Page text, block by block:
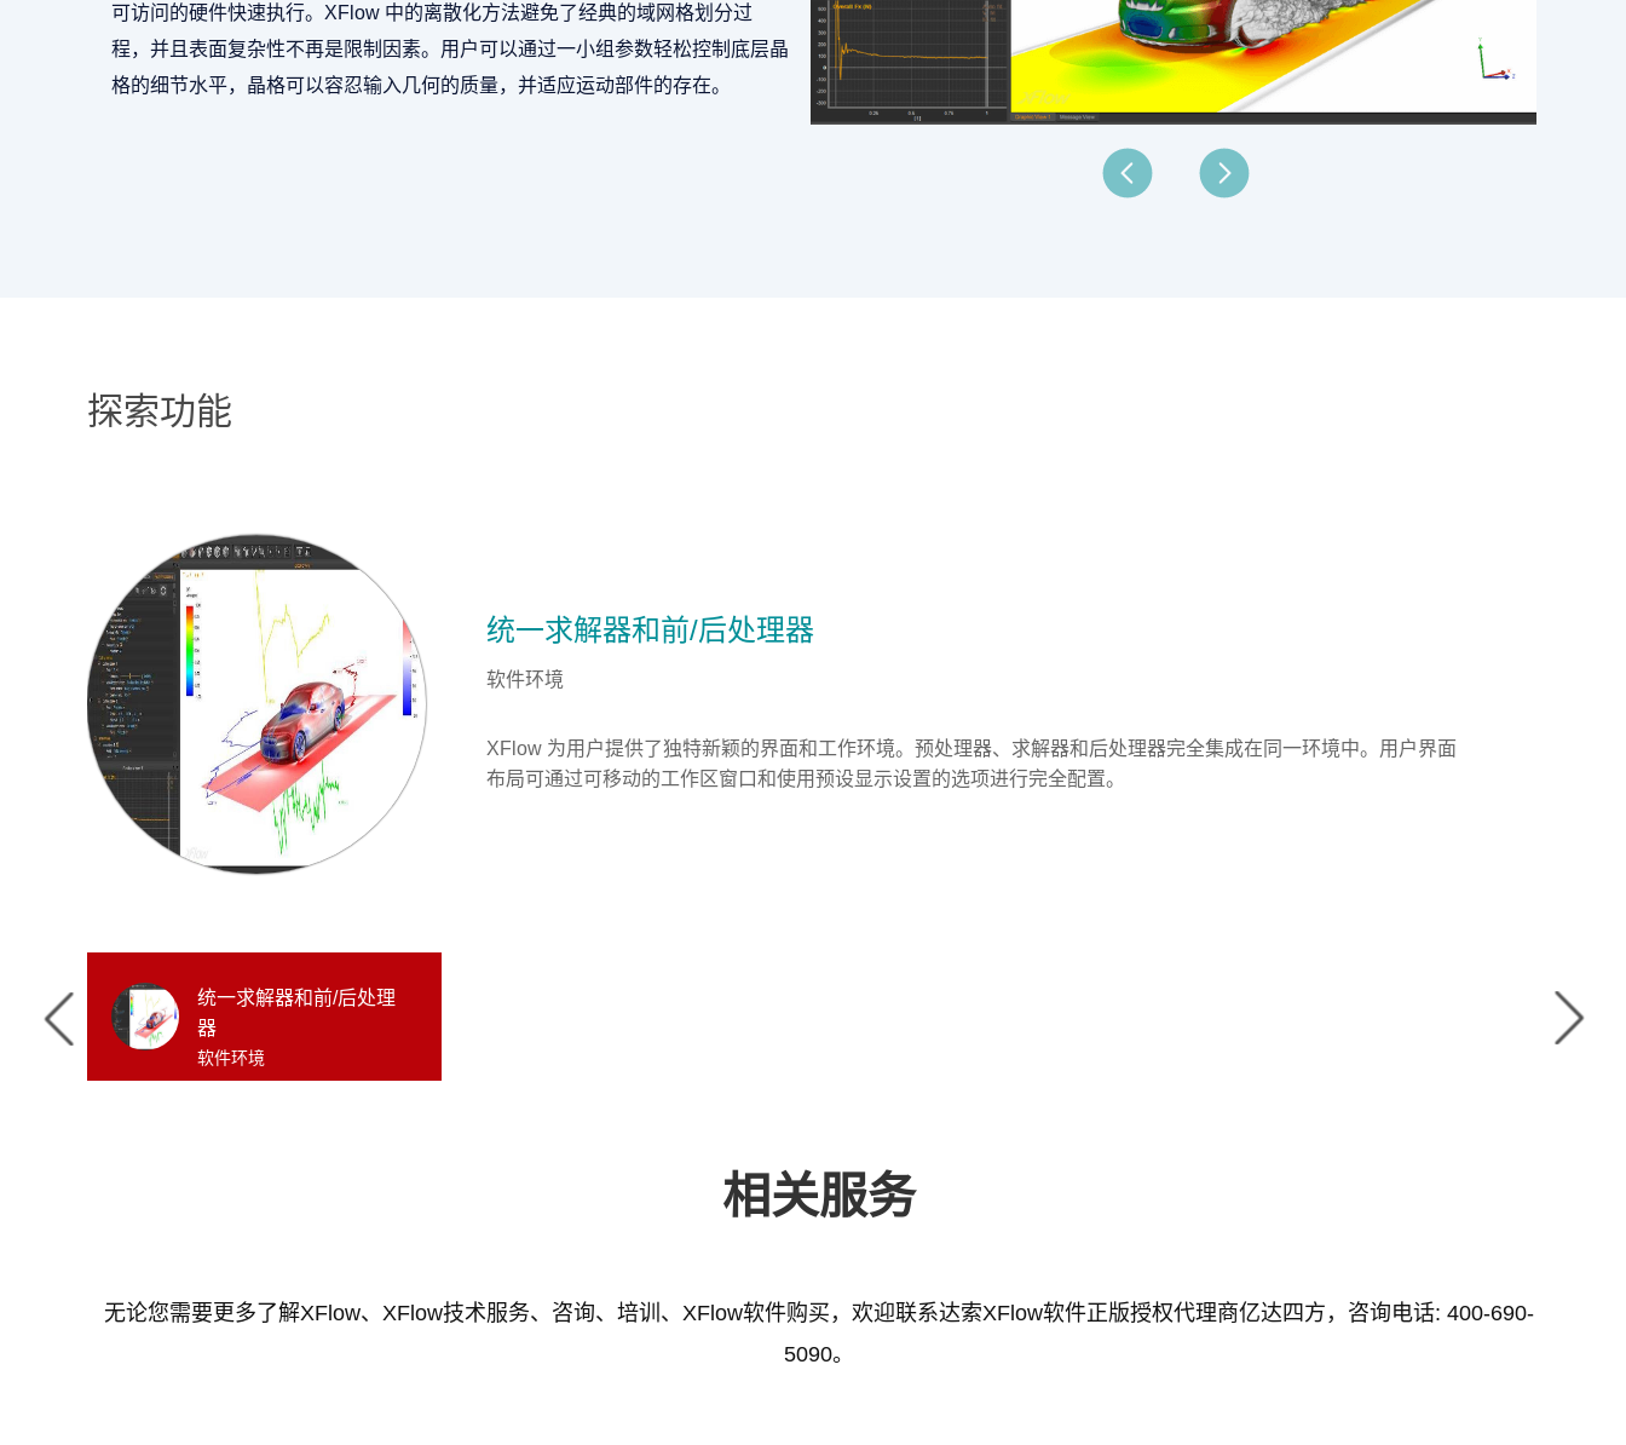
可访问的硬件快速执行。XFlow 中的离散化方法避免了经典的域网格划分过
程，并且表面复杂性不再是限制因素。用户可以通过一小组参数轻松控制底层晶
格的细节水平，晶格可以容忍输入几何的质量，并适应运动部件的存在。
探索功能
统一求解器和前/后处理器
软件环境
XFlow 为用户提供了独特新颖的界面和工作环境。预处理器、求解器和后处理器完全集成在同一环境中。用户界面
布局可通过可移动的工作区窗口和使用预设显示设置的选项进行完全配置。
统一求解器和前/后处理
器
软件环境
相关服务
无论您需要更多了解XFlow、 XFlow技术服务、咨询、培训、 XFlow软件购买，欢迎联系达索XFlow软件正版授权代理商亿达四方，咨询电话: 400-690-
5090。